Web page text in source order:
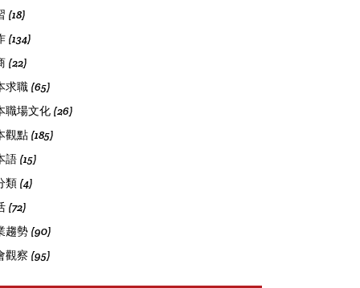
(18)
(134)
(22)
求職 (65)
職場文化 (26)
觀點 (185)
語 (15)
類 (4)
(72)
趨勢 (90)
觀察 (95)